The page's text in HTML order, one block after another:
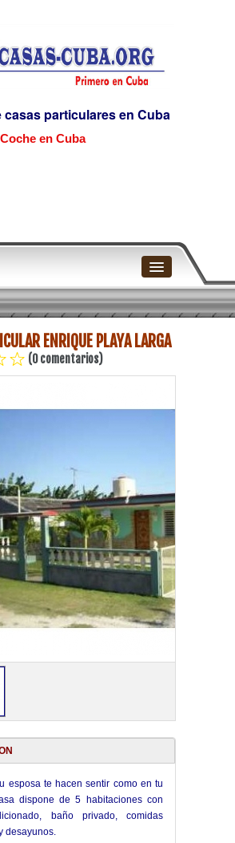
particulares en Cuba
en Cuba
Home
La Habana
Cienfuegos
Trinidad
Otras Ciudades
Otros Servicios
ENRIQUE PLAYA LARGA
(0 comentarios)
esposa te hacen sentir como en tu
dispone de 5 habitaciones con
baño privado, comidas
desayunos.